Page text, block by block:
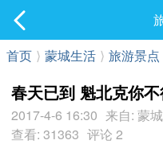
首页 ⟩ 蒙城生活 ⟩ 旅游景点
春天已到 魁北克你
2017-4-6 16:30 来自: 蒙
查看: 31363 评论 2